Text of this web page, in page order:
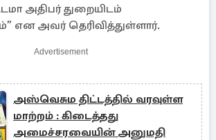
அதிபர் துறையிடம்
என அவர் தெரிவித்துள்ளார்.
Advertisement
அஸ்வெசும திட்டத்தில் வரவுள்ள
மாற்றம் : கிடைத்தது
அமைச்சரவையின் அனுமதி